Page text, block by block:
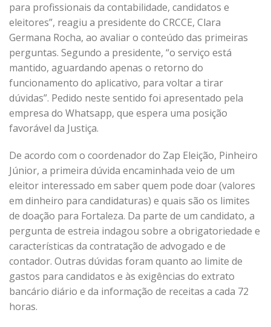
para profissionais da contabilidade, candidatos e
eleitores”, reagiu a presidente do CRCCE, Clara
Germana Rocha, ao avaliar o conteúdo das primeiras
perguntas. Segundo a presidente, “o serviço está
mantido, aguardando apenas o retorno do
funcionamento do aplicativo, para voltar a tirar
dúvidas”. Pedido neste sentido foi apresentado pela
empresa do Whatsapp, que espera uma posição
favorável da Justiça.
De acordo com o coordenador do Zap Eleição, Pinheiro
Júnior, a primeira dúvida encaminhada veio de um
eleitor interessado em saber quem pode doar (valores
em dinheiro para candidaturas) e quais são os limites
de doação para Fortaleza. Da parte de um candidato, a
pergunta de estreia indagou sobre a obrigatoriedade e
características da contratação de advogado e de
contador. Outras dúvidas foram quanto ao limite de
gastos para candidatos e às exigências do extrato
bancário diário e da informação de receitas a cada 72
horas.